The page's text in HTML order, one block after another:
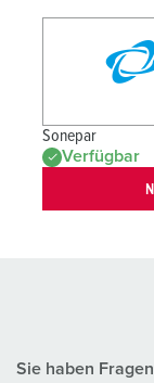
Sonepar
Verfügbar
Sie haben